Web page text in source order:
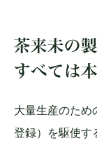
大量生産のため
登録）を駆使す